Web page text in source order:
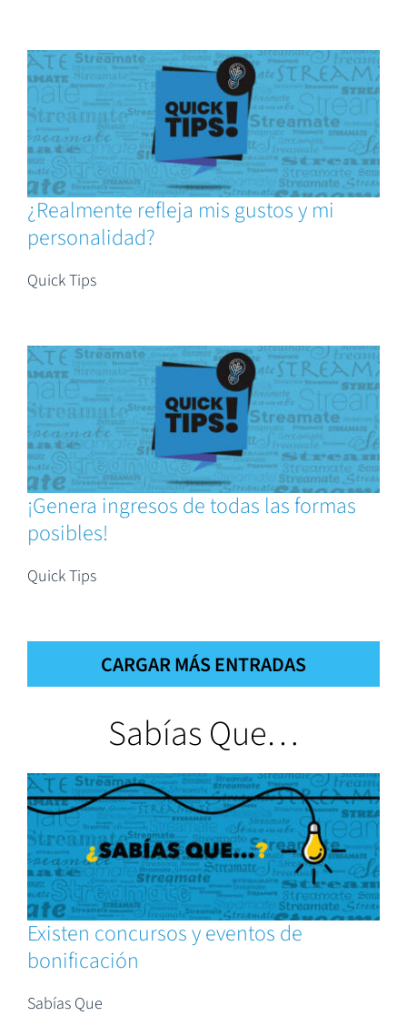
¿Realmente refleja mis gustos y mi
personalidad?
Quick Tips
¡Genera ingresos de todas las formas
posibles!
Quick Tips
CARGAR MÁS ENTRADAS
Sabías Que…
Existen concursos y eventos de
bonificación
Sabías Que